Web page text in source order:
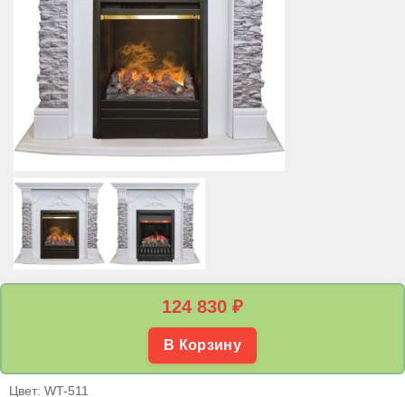
124 830 ₽
В Корзину
Цвет: WT-511